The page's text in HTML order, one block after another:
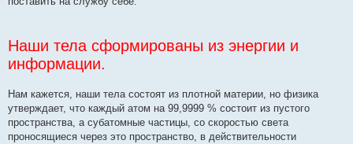
Наши тела сформированы из энергии и
информации.
Нам кажется, наши тела состоят из плотной материи, но физика
утверждает, что каждый атом на 99,9999 % состоит из пустого
пространства, а субатомные частицы, со скоростью света
проносящиеся через это пространство, в действительности